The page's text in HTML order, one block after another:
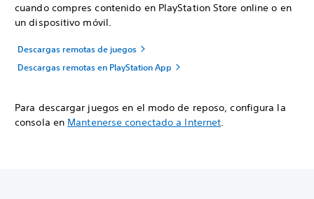
cuando compres contenido en PlayStation Store online o en
un dispositivo móvil.
Descargas remotas de juegos
Descargas remotas en PlayStation App
Para descargar juegos en el modo de reposo, configura la
consola en Mantenerse conectado a Internet.